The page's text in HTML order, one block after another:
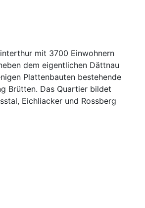
mit 3700 Einwohnern
dem eigentlichen Dättnau
Plattenbauten bestehende
Brütten. Das Quartier bildet
Eichliacker und Rossberg